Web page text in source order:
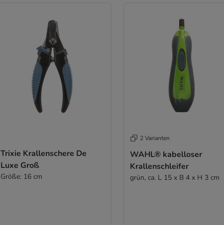
Trixie Krallenschere De
Luxe Groß
Größe: 16 cm
2 Varianten
WAHL® kabelloser
Krallenschleifer
grün, ca. L 15 x B 4 x H 3 cm